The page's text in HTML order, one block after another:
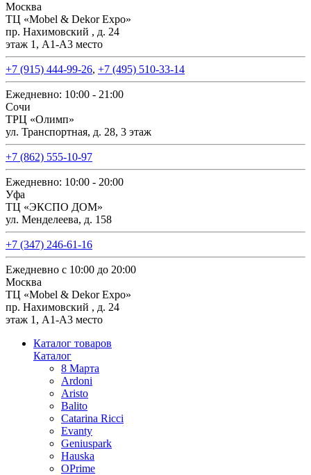
Москва
ТЦ «Mobel & Dekor Expo»
пр. Нахимовский , д. 24
этаж 1, А1-А3 место
+7 (915) 444-99-26, +7 (495) 510-33-14
Ежедневно: 10:00 - 21:00
Сочи
ТРЦ «Олимп»
ул. Транспортная, д. 28, 3 этаж
+7 (862) 555-10-97
Ежедневно: 10:00 - 20:00
Уфа
ТЦ «ЭКСПО ДОМ»
ул. Менделеева, д. 158
+7 (347) 246-61-16
Ежедневно с 10:00 до 20:00
Москва
ТЦ «Mobel & Dekor Expo»
пр. Нахимовский , д. 24
этаж 1, А1-А3 место
Каталог товаров
Каталог
8 Марта
Ardoni
Aristo
Balito
Catarina Ricci
Evanty
Geniuspark
Hauska
OPrime